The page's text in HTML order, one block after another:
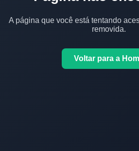
A página que você está tentando
removida.
Voltar para a